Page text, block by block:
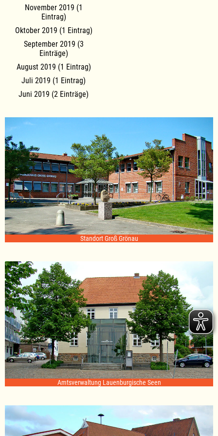
November 2019 (1
Eintrag)
Oktober 2019 (1 Eintrag)
September 2019 (3
Einträge)
August 2019 (1 Eintrag)
Juli 2019 (1 Eintrag)
Juni 2019 (2 Einträge)
Standort Groß Grönau
Amtsverwaltung Lauenburgische Seen